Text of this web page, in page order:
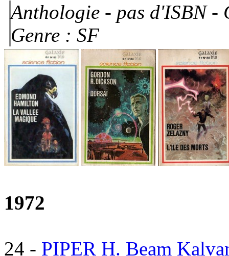
Anthologie - pas d'ISBN -
Genre : SF
1972
24 - PIPER H. Beam